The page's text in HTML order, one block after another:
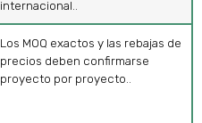
internacional..
Los MOQ exactos y las rebajas de
precios deben confirmarse
proyecto por proyecto..